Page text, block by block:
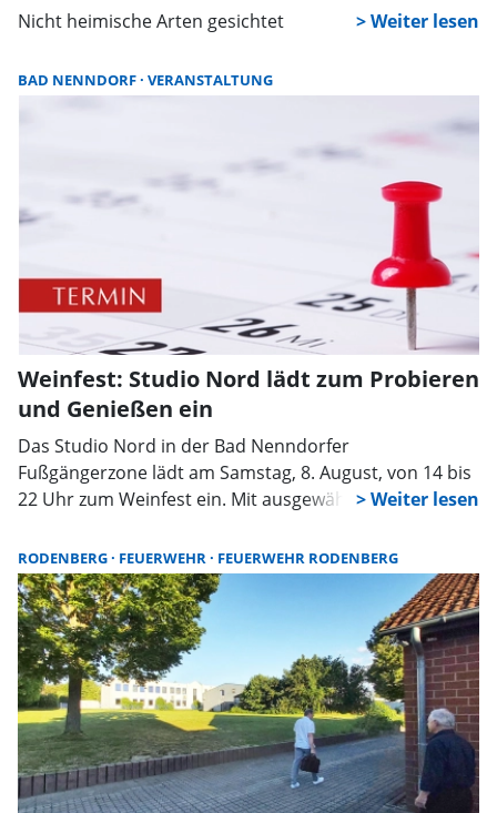
Nicht heimische Arten gesichtet
BAD NENNDORF VERANSTALTUNG
Weinfest: Studio Nord lädt zum Probieren
und Genießen ein
Das Studio Nord in der Bad Nenndorfer
Fußgängerzone lädt am Samstag, 8. August, von 14 bis
22 Uhr zum Weinfest ein. Mit ausgewählten Weinen,
Betreiber den Sommer in der Innenstadt feiern – und
gleichzeitig die eigene Küche vorstellen.
RODENBERG FEUERWEHR FEUERWEHR RODENBERG